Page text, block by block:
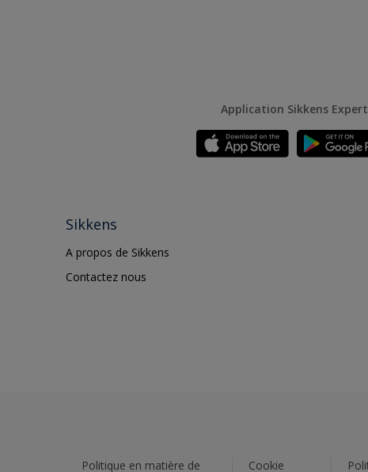
Application Sikkens Expert
Sikkens
A propos de Sikkens
Contactez nous
Politique en matière de Cookie